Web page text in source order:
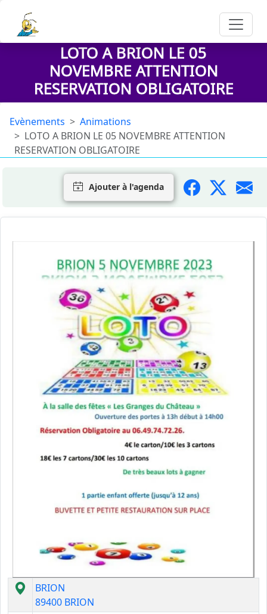
LOTO A BRION LE 05
NOVEMBRE ATTENTION
RESERVATION OBLIGATOIRE
Evènements
Animations
LOTO A BRION LE 05 NOVEMBRE ATTENTION
RESERVATION OBLIGATOIRE
Ajouter à l'agenda
BRION
89400 BRION